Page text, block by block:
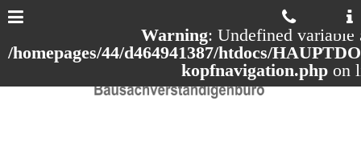
Warning: Undefined variable
/homepages/44/d464941387/htdocs/
kopfnavigation.php on